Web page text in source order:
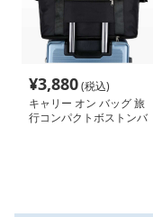
¥3,880(税込)
キャリー オン バッグ 旅
行コンパクトボストンバ